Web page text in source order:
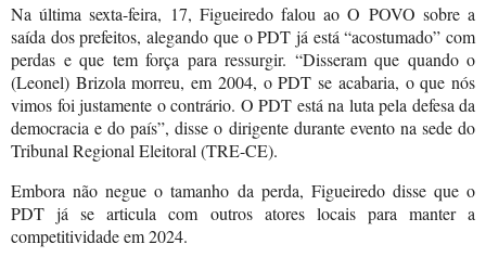
Na última sexta-feira, 17, Figueiredo falou ao O POVO sobre a
saída dos prefeitos, alegando que o PDT já está “acostumado” com
perdas e que tem força para ressurgir. “Disseram que quando o
(Leonel) Brizola morreu, em 2004, o PDT se acabaria, o que nós
vimos foi justamente o contrário. O PDT está na luta pela defesa da
democracia e do país”, disse o dirigente durante evento na sede do
Tribunal Regional Eleitoral (TRE-CE).
Embora não negue o tamanho da perda, Figueiredo disse que o
PDT já se articula com outros atores locais para manter a
competitividade em 2024.